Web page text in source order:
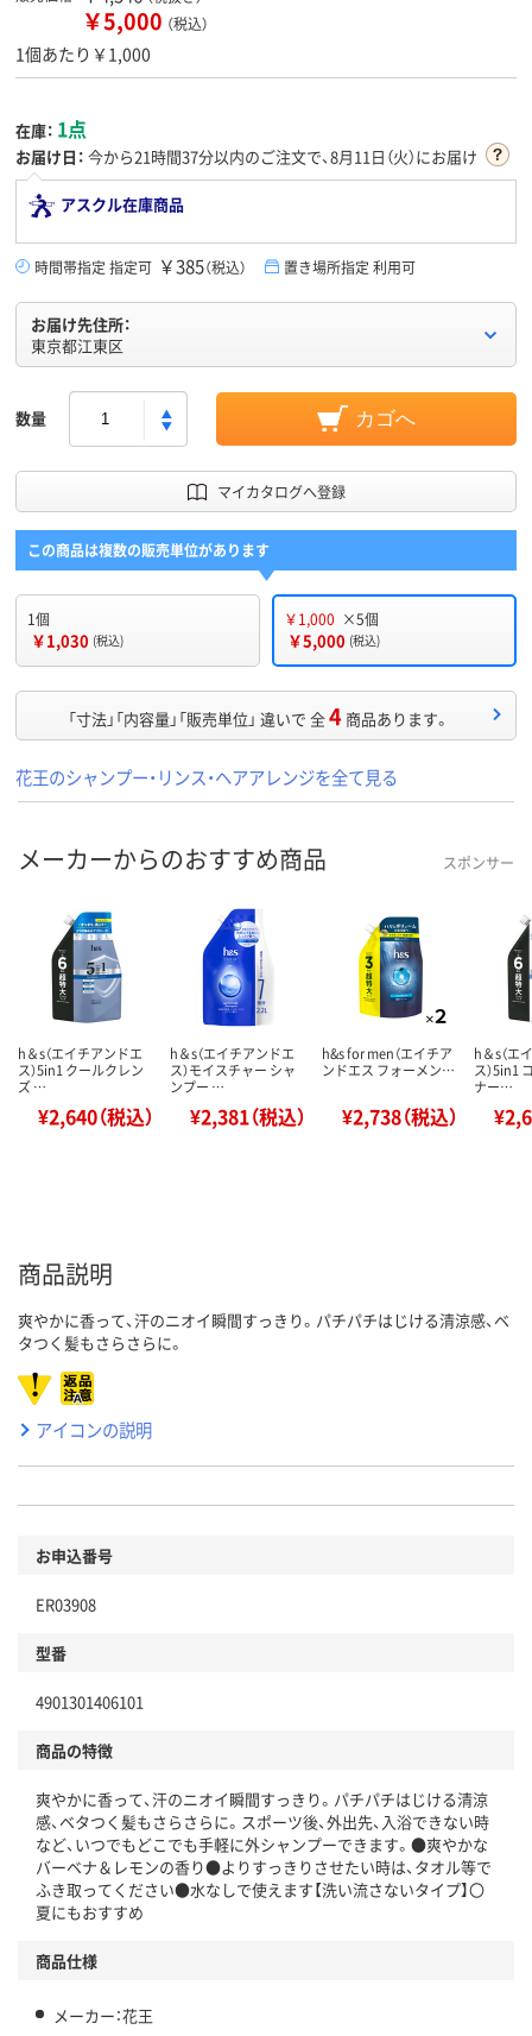
￥5,000 （税込）
1個あたり￥1,000
在庫： 1点
お届け日： 今から21時間37分以内のご注文で、8月11日（火）にお届け
アスクル在庫商品
時間帯指定 指定可 ￥385（税込） 置き場所指定 利用可
お届け先住所：
東京都江東区
数量 カゴへ
マイカタログへ登録
この商品は複数の販売単位があります
1個
￥1,030 (税込)
￥1,000 ×5個
￥5,000 (税込)
「寸法」「内容量」「販売単位」 違いで 全4 商品あります。
花王のシャンプー・リンス・ヘアアレンジを全て見る
メーカーからのおすすめ商品 スポンサー
h＆s（エイチアンドエ
ス）5in1 クールクレン
ズ …
¥2,640（税込）
h＆s（エイチアンドエ
ス）モイスチャー シャ
ンプー …
¥2,381（税込）
h&s for men（エイチア
ンドエス フォーメン…
¥2,738（税込）
h＆s（エ
ス）5in1
ナー…
商品説明
爽やかに香って、汗のニオイ瞬間すっきり。パチパチはじける清涼感、ベ
タつく髪もさらさらに。
アイコンの説明
お申込番号
ER03908
型番
4901301406101
商品の特徴
爽やかに香って、汗のニオイ瞬間すっきり。パチパチはじける清涼
感、ベタつく髪もさらさらに。スポーツ後、外出先、入浴できない時
など、いつでもどこでも手軽に外シャンプーできます。●爽やかな
バーベナ＆レモンの香り●よりすっきりさせたい時は、タオル等で
ふき取ってください●水なしで使えます【洗い流さないタイプ】〇
夏にもおすすめ
商品仕様
メーカー：花王